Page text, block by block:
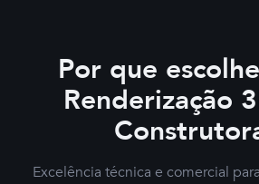
Por que
Renderização
Excelência técnica e comercial